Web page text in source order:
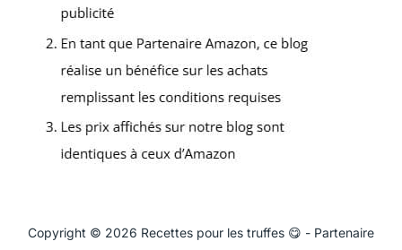
Copyright © 2026 Recettes pour les truffes 😋 - Partenaire